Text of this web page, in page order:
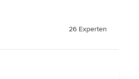
26 Experten